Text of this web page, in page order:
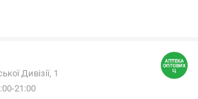
Дивізії, 1
21:00